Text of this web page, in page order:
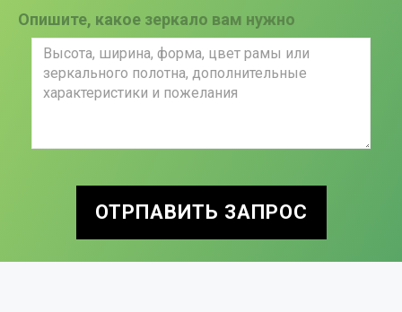
Опишите, какое зеркало вам нужно
ОТРПАВИТЬ ЗАПРОС